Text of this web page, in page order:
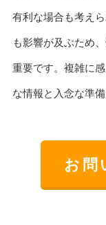
有利な場合も考え
も影響が及ぶため
重要です。複雑に
な情報と入念な準
お問